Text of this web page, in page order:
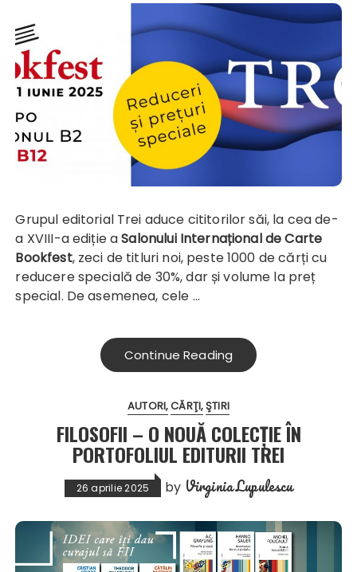
Grupul editorial Trei aduce cititorilor săi, la cea de-
a XVIII-a ediție aSalonului Internațional de Carte
Bookfest, zeci de titluri noi, peste 1000 de cărți cu
reducere specială de 30%, dar și volume la preț
special. De asemenea, cele …
Continue Reading
AUTORI CĂRŢI ŞTIRI
FILOSOFII – O NOUĂ COLECȚIE ÎN
PORTOFOLIUL EDITURII TREI
26 aprilie 2025 by Virginia Lupulescu